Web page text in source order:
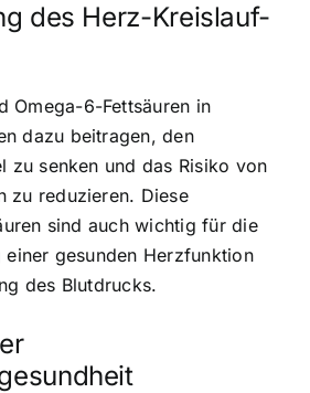
des Herz-Kreislauf-
Omega-6-Fettsäuren in
dazu beitragen, den
zu senken und das Risiko von
zu reduzieren. Diese
sind auch wichtig für die
gesunden Herzfunktion
des Blutdrucks.